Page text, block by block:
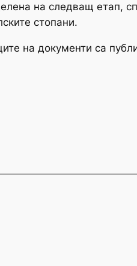
на следващ етап,
стопани.
на документи са